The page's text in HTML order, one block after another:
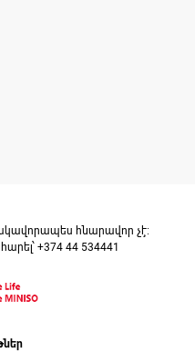
հնարավոր չէ։
+374 44 534441